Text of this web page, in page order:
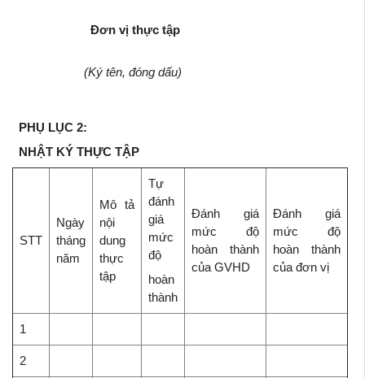
Đơn vị thực tập
(Ký tên, đóng dấu)
PHỤ LỤC 2:
NHẬT KÝ THỰC TẬP
STT
Ngày
tháng
năm
Mô tả
nội
dung
thực
tập
Tự
đánh
giá
mức
độ
hoàn
thành
Đánh giá
mức độ
hoàn thành
của GVHD
Đánh giá
mức độ
hoàn thành
của đơn vị
1
2